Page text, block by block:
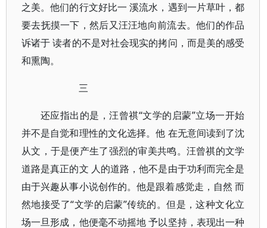
之美。他们的行文好比一 溪流水，遇到一片草叶，都
要去抚摸一下，然后又汪汪地向前流去。他们的作品
诉诸于 读者的不是对社会现实的拷问，而是美的感受
和熏陶。
三
还应指出的是，汪曾祺“文学的启蒙”立场一开始
并不是自觉和理性的文化选择。他 在无意间读到了沈
从文，于是便产生了强烈的审美共鸣。汪曾祺的文学
道路是真正的文 人的道路，他不是由于功利而完全是
由于兴趣从事小说创作的。他是跟着感觉走，自然 而
然地接受了“文学的启蒙”传统的。但是，这种文化立
场一旦形成，他便毫不动摇地 予以坚持，表现出一种